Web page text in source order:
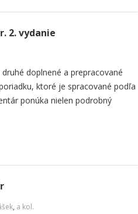
2. vydanie
doplnené a prepracované
ktoré je spracované podľa
ponúka nielen podrobný
, a kol.